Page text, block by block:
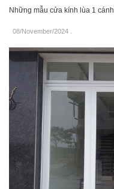
Những mẫu cửa kính lùa 1
08/November/2024